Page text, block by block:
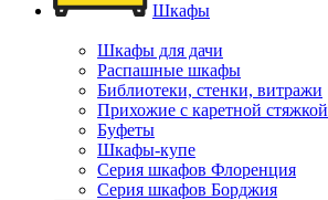
Шкафы
Шкафы для дачи
Распашные шкафы
Библиотеки, стенки, витражи
Прихожие с каретной стяжкой
Буфеты
Шкафы-купе
Серия шкафов Флоренция
Серия шкафов Борджия